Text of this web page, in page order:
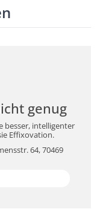
genug
besser, intelligenter
Effixovation.
64, 70469